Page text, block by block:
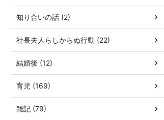
知り合いの話 (2)
社長夫人らしからぬ行動 (22)
結婚後 (12)
育児 (169)
雑記 (79)